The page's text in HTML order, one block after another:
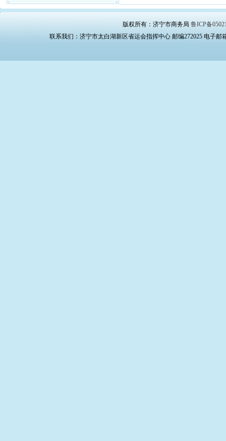
版权所有：济宁市商务局鲁ICP备
联系我们：济宁市太白湖新区省运会指挥中心 邮编272025 电子邮